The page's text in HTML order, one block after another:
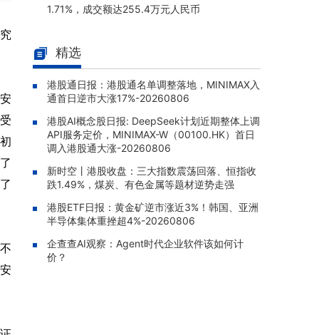
1.71%，成交额达255.4万元人民币
80%，成交额达358.55万港元
08-07 10:20 |南方KOSPI(03121.HK)早盘跌1.9
6%，成交额达1140.25万港元
涨2.16%，成交额达165.71万港元
08-07 10:10 |易方达亚洲半导体ETF(03486.H
精选
港股通日报：港股通名单调整落地，MINIMAX入
通首日逆市大涨17%-20260806
港股AI概念股日报: DeepSeek计划近期整体上调
API服务定价，MINIMAX-W（00100.HK）首日
调入港股通大涨-20260806
新时空丨港股收盘：三大指数震荡回落、恒指收
跌1.49%，煤炭、有色金属等题材逆势走强
港股ETF日报：黄金矿逆市涨近3%！韩国、亚洲
半导体集体重挫超4%-20260806
企查查AI观察：Agent时代企业软件该如何计
价？